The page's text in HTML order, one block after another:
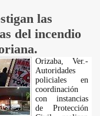
las
del incendio
Orizaba, Ver.-
Autoridades
policiales en
coordinación
con instancias
de Protección